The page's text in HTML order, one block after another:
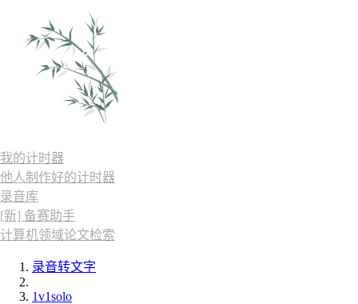
我的计时器
他人制作好的计时器
录音库
[新] 备赛助手
计算机领域论文检索
录音转文字
1v1solo